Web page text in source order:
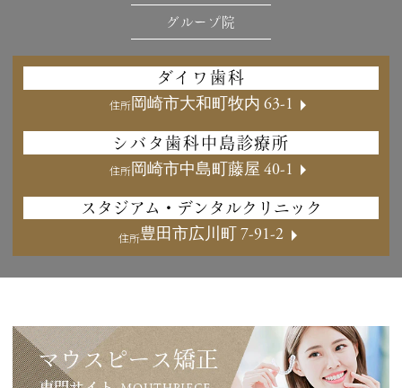
グループ院
ダイワ歯科
住所岡崎市大和町牧内 63-1
シバタ歯科中島診療所
住所岡崎市中島町藤屋 40-1
スタジアム・デンタルクリニック
住所豊田市広川町 7-91-2